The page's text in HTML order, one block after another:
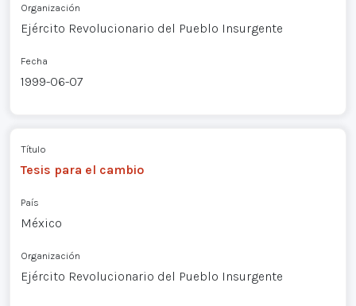
Organización
Ejército Revolucionario del Pueblo Insurgente
Fecha
1999-06-07
Título
Tesis para el cambio
País
México
Organización
Ejército Revolucionario del Pueblo Insurgente